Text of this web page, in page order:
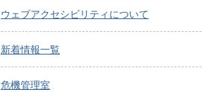
ウェブアクセシビリティについて
新着情報一覧
危機管理室